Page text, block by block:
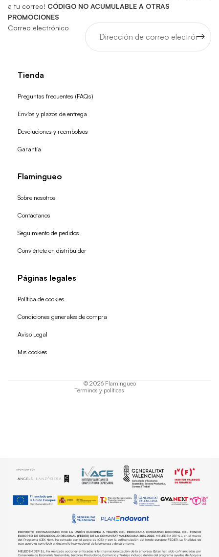
a tu correo! CÓDIGO NO ACUMULABLE A OTRAS
PROMOCIONES
Correo electrónico
Tienda
Preguntas frecuentes (FAQs)
Envíos y plazos de entrega
Devoluciones y reembolsos
Garantía
Flamingueo
Sobre nosotros
Contáctanos
Seguimiento de pedidos
Conviértete en distribuidor
Páginas legales
Política de cookies
Condiciones generales de compra
Aviso Legal
Mis cookies
© 2026 Flamingueo
Términos y políticas